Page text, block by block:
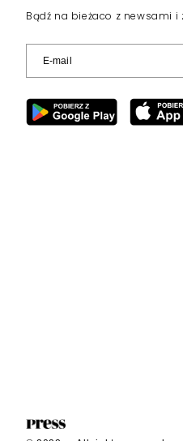
Bądź na bieżaco z newsami